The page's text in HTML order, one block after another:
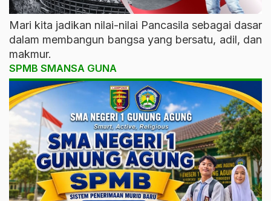
Mari kita jadikan nilai-nilai Pancasila sebagai dasar
dalam membangun bangsa yang bersatu, adil, dan
makmur.
SPMB SMANSA GUNA